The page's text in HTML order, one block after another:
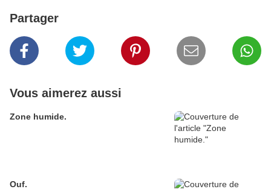
Partager
Vous aimerez aussi
Zone humide.
Ouf.